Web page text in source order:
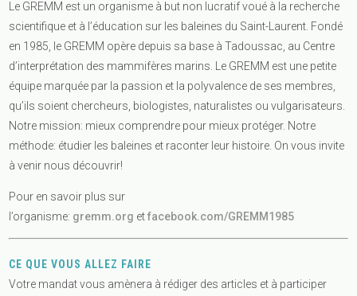
Le GREMM est un organisme à but non lucratif voué à la recherche
scientifique et à l’éducation sur les baleines du Saint-Laurent. Fondé
en 1985, le GREMM opère depuis sa base à Tadoussac, au Centre
d’interprétation des mammifères marins. Le GREMM est une petite
équipe marquée par la passion et la polyvalence de ses membres,
qu’ils soient chercheurs, biologistes, naturalistes ou vulgarisateurs.
Notre mission: mieux comprendre pour mieux protéger. Notre
méthode: étudier les baleines et raconter leur histoire. On vous invite
à venir nous découvrir!
Pour en savoir plus sur
l’organisme: gremm.org etfacebook.com/GREMM1985
CE QUE VOUS ALLEZ FAIRE
Votre mandat vous amènera à rédiger des articles et à participer